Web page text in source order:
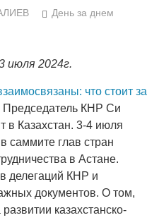
День за днем
июля 2024г.
что стоит за
КНР Си
Казахстан. 3-4 июля
саммите глав стран
в Астане.
делегаций КНР и
документов. О том,
казахстанско-